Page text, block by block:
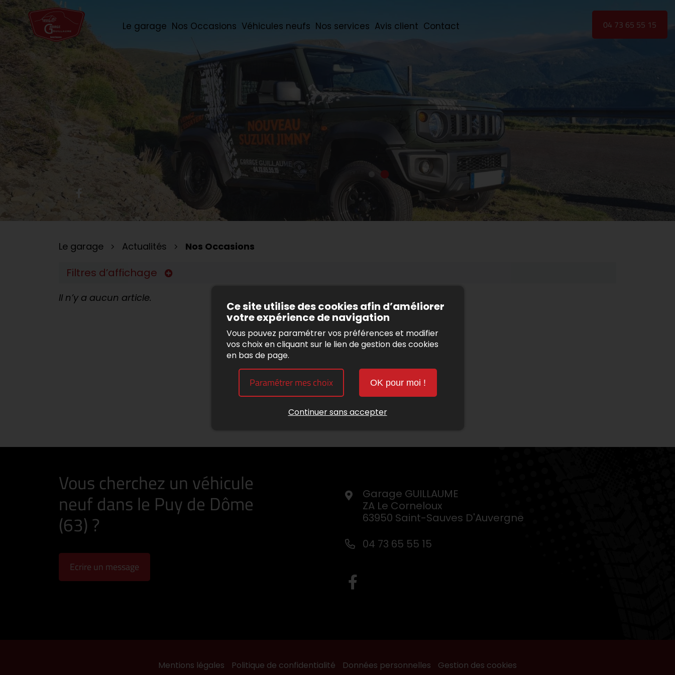
Le garage Nos Occasions Véhicules neufs Nos services Avis client Contact 04 73 65 55 15
Le garage Actualités Nos Occasions
Filtres d’affichage
Il n’y a aucun article.
Vous cherchez un véhicule
neuf dans le Puy de Dôme
(63) ?
Ecrire un message
Garage GUILLAUME
ZA Le Corneloux
63950 Saint-Sauves D'Auvergne
04 73 65 55 15
Mentions légales Politique de confidentialité Données personnelles Gestion des cookies
Ce site utilise des cookies afin d’améliorer
votre expérience de navigation
Vous pouvez paramétrer vos préférences et modifier
vos choix en cliquant sur le lien de gestion des cookies
en bas de page.
Paramétrer mes choix OK pour moi !
Continuer sans accepter